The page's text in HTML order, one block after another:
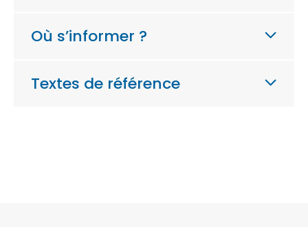
Où s’informer ?
Textes de référence